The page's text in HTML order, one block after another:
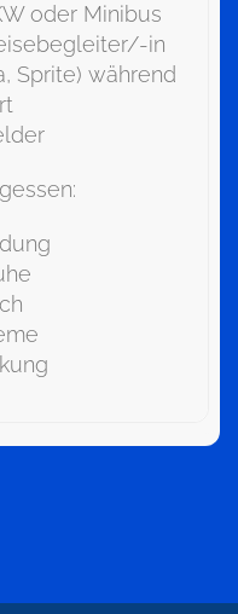
oder Minibus
in
Sprite) während